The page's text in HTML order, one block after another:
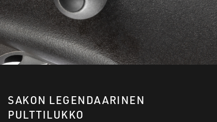
SAKON LEGENDAARINEN
PULTTILUKKO